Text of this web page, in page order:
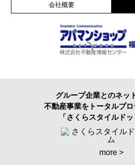
会社概要
グループ企業とのネッ
不動産事業をトータルプ
「さくらスタイルドッ
more >